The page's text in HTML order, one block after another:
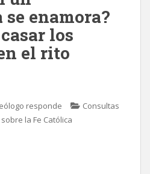
enamora?
los
el rito
responde
Consultas
la Fe Católica